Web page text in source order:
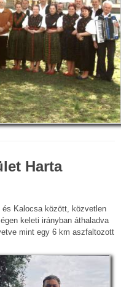
Harta
Kalocsa között, közvetlen
keleti irányban áthaladva
mint egy 6 km aszfaltozott